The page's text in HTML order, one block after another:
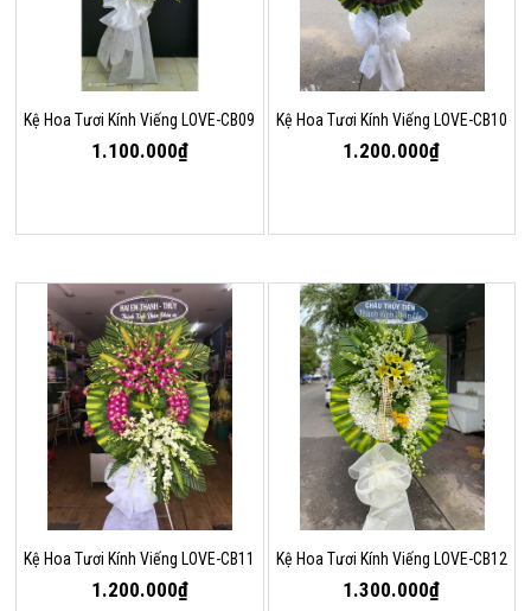
Kệ Hoa Tươi Kính Viếng LOVE-CB09
1.100.000₫
Kệ Hoa Tươi Kính Viếng LOVE-CB10
1.200.000₫
Kệ Hoa Tươi Kính Viếng LOVE-CB11
1.200.000₫
Kệ Hoa Tươi Kính Viếng LOVE-CB12
1.300.000₫